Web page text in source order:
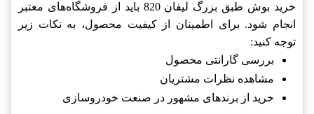
خرید بوش طبق بزرگ لیفان 820 باید از فروشگاه‌های معتبر
انجام شود. برای اطمینان از کیفیت محصول، به نکات زیر
توجه کنید:
بررسی گارانتی محصول
مشاهده نظرات مشتریان
خرید از برندهای مشهور در صنعت خودروسازی